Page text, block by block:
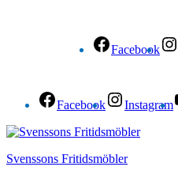
Facebook
Facebook Instagram
Svenssons Fritidsmöbler